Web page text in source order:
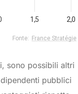
sono possibili altri
pubblici